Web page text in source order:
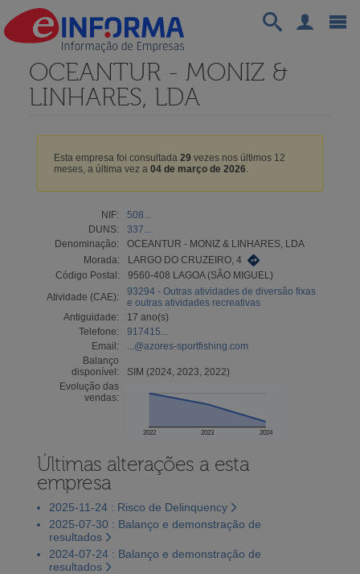
OCEANTUR - MONIZ &
LINHARES, LDA
Esta empresa foi consultada 29 vezes nos últimos 12
meses, a última vez a 04 de março de 2026.
NIF:
508...
DUNS:
337...
Denominação:
OCEANTUR - MONIZ & LINHARES, LDA
Morada:
LARGO DO CRUZEIRO, 4
Código Postal:
9560-408 LAGOA (SÃO MIGUEL)
Atividade (CAE):
93294 - Outras atividades de diversão fixas
e outras atividades recreativas
Antiguidade:
17 ano(s)
Telefone:
917415...
Email:
...@azores-sportfishing.com
Balanço
disponível:
SIM (2024, 2023, 2022)
Evolução das
vendas:
2022 2023 2024
Últimas alterações a esta
empresa
2025-11-24 : Risco de Delinquency
2025-07-30 : Balanço e demonstração de
resultados
2024-07-24 : Balanço e demonstração de
resultados